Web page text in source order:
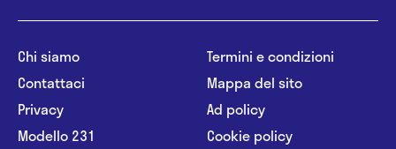
Chi siamo
Contattaci
Privacy
Modello 231
Termini e condizioni
Mappa del sito
Ad policy
Cookie policy